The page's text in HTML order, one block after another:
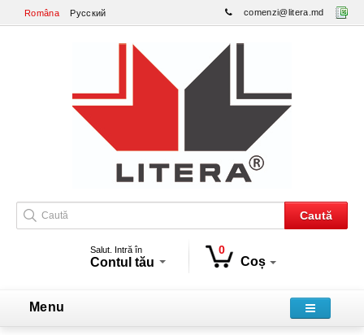
Româna Русский comenzi@litera.md
Caută
Salut. Intră în
Contul tău
0
Coș
Menu